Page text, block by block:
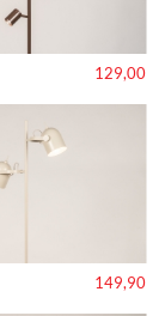
129,00
149,90